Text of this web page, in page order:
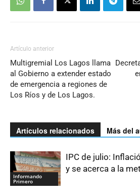
Artículo anterior
Multigremial Los Lagos llama
al Gobierno a extender estado
de emergencia a regiones de
Los Ríos y de Los Lagos.
Artículos relacionados Más del
Informando
Primero
IPC de julio:
y se acerca a la